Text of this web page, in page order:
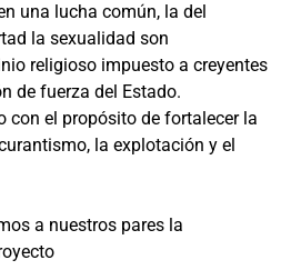
una lucha común, la del
la sexualidad son
religioso impuesto a creyentes
de fuerza del Estado.
con el propósito de fortalecer la
la explotación y el
a nuestros pares la